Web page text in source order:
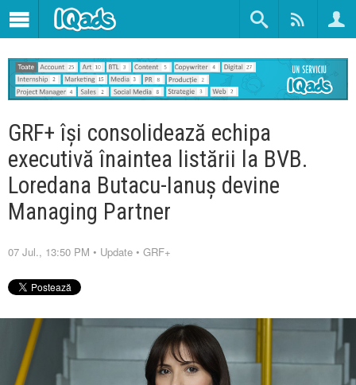
GRF+ își consolidează echipa
executivă înaintea listării la BVB.
Loredana Butacu-Ianuș devine
Managing Partner
07 Jul., 13:50 PM • Update • GRF+